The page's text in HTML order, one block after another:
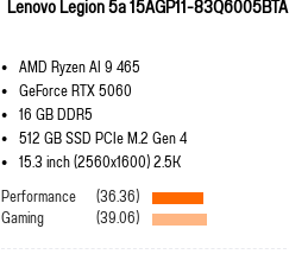
Lenovo Legion 5a 15AGP11-83Q6005BTA
AMD Ryzen AI 9 465
GeForce RTX 5060
16 GB DDR5
512 GB SSD PCIe M.2 Gen 4
15.3 inch (2560x1600) 2.5K
Performance
(36.36)
Gaming (39.06)